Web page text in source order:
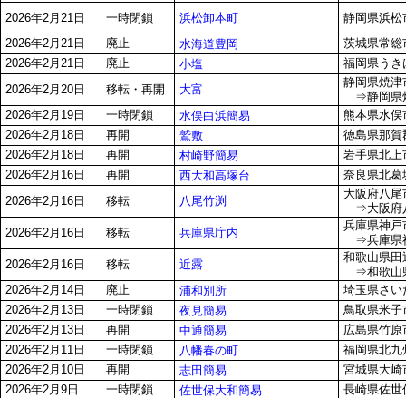
2026年2月21日
一時閉鎖 浜松卸本町
静岡県浜松
2026年2月21日
廃止 水海道豊岡
茨城県常総
2026年2月21日
廃止 小塩
福岡県うき
2026年2月20日
移転・再開 大富
静岡県焼津
⇒静岡県
2026年2月19日
一時閉鎖 水俣白浜簡易
熊本県水俣
2026年2月18日
再開 鷲敷
徳島県那賀
2026年2月18日
再開 村崎野簡易
岩手県北上
2026年2月16日
再開 西大和高塚台
奈良県北葛
2026年2月16日
移転 八尾竹渕
大阪府八尾
⇒大阪府
2026年2月16日
移転 兵庫県庁内
兵庫県神戸
⇒兵庫県
2026年2月16日
移転 近露
和歌山県田
⇒和歌山
2026年2月14日
廃止 浦和別所
埼玉県さい
2026年2月13日
一時閉鎖 夜見簡易
鳥取県米子
2026年2月13日
再開 中通簡易
広島県竹原
2026年2月11日
一時閉鎖 八幡春の町
福岡県北九
2026年2月10日
再開 志田簡易
宮城県大崎
2026年2月9日
一時閉鎖 佐世保大和簡易
長崎県佐世